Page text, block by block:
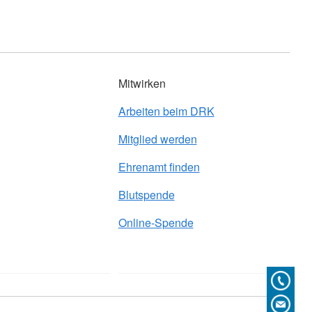
Mitwirken
Arbeiten beim DRK
Mitglied werden
Ehrenamt finden
Blutspende
Online-Spende